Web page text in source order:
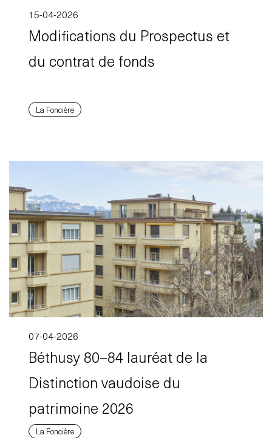
15-04-2026
Modifications du Prospectus et
du contrat de fonds
La Foncière
07-04-2026
Béthusy 80–84 lauréat de la
Distinction vaudoise du
patrimoine 2026
La Foncière